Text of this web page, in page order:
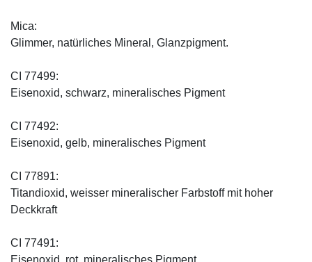
Mica:
Glimmer, natürliches Mineral, Glanzpigment.
CI 77499:
Eisenoxid, schwarz, mineralisches Pigment
CI 77492:
Eisenoxid, gelb, mineralisches Pigment
CI 77891:
Titandioxid, weisser mineralischer Farbstoff mit hoher
Deckkraft
CI 77491: